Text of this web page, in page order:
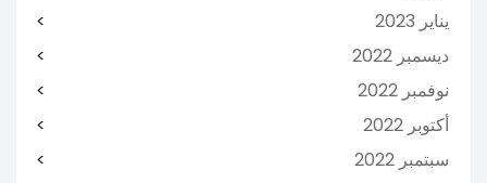
يناير 2023
ديسمبر 2022
نوفمبر 2022
أكتوبر 2022
سبتمبر 2022